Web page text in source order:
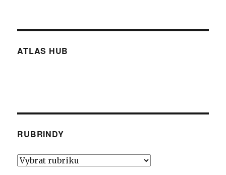
ATLAS HUB
RUBRINDY
Rubrindy